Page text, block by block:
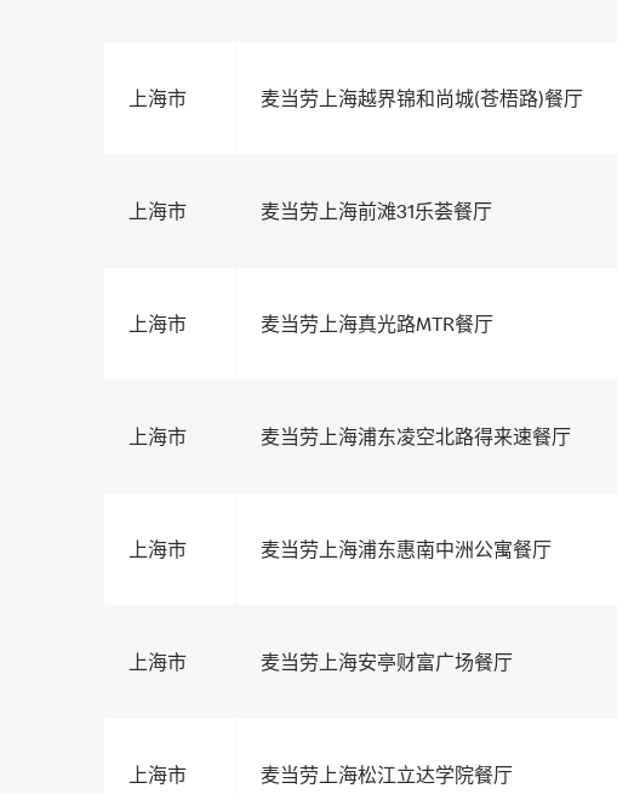
上海市 麦当劳上海越界锦和尚城(苍梧路)餐厅
上海市 麦当劳上海前滩31乐荟餐厅
上海市 麦当劳上海真光路MTR餐厅
上海市 麦当劳上海浦东凌空北路得来速餐厅
上海市 麦当劳上海浦东惠南中洲公寓餐厅
上海市 麦当劳上海安亭财富广场餐厅
上海市 麦当劳上海松江立达学院餐厅